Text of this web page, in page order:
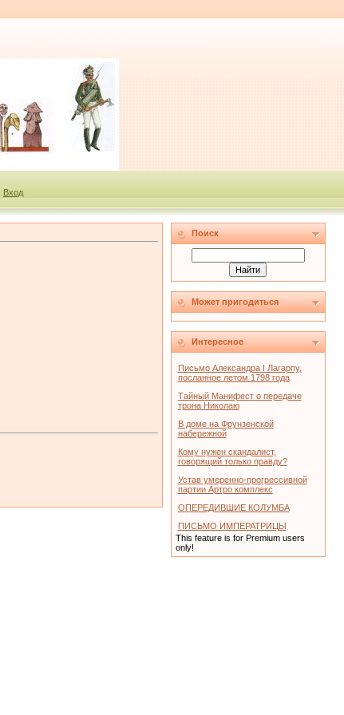
Вход
Поиск
Может пригодиться
Интересное
Письмо Александра I Лагарпу,
посланное летом 1798 года
Тайный Манифест о передаче
трона Николаю
В доме на Фрунзенской
набережной
Кому нужен скандалист,
говорящий только правду?
Устав умеренно-прогрессивной
партии Артро комплекс
ОПЕРЕДИВШИЕ КОЛУМБА
ПИСЬМО ИМПЕРАТРИЦЫ
This feature is for Premium users
only!